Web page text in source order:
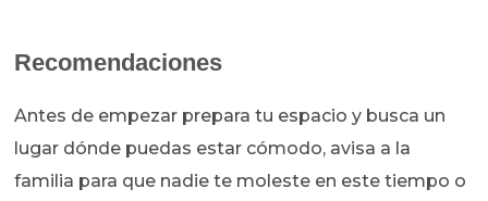
Recomendaciones
Antes de empezar prepara tu espacio y busca un
lugar dónde puedas estar cómodo, avisa a la
familia para que nadie te moleste en este tiempo o